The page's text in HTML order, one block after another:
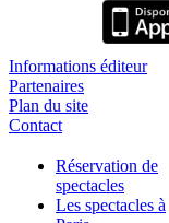
Informations éditeur
Partenaires
Plan du site
Contact
Réservation de
spectacles
Les spectacles à